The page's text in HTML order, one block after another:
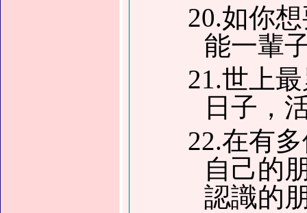
20.如你
能一輩
21.世上
日子，
22.在有
自己的
認識的